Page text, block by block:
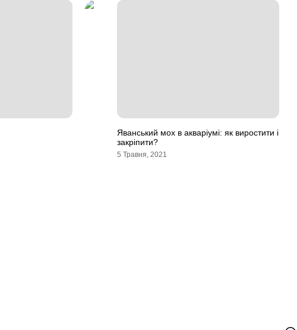
Яванський мох в акваріумі: як виростити і
закріпити?
5 Травня, 2021